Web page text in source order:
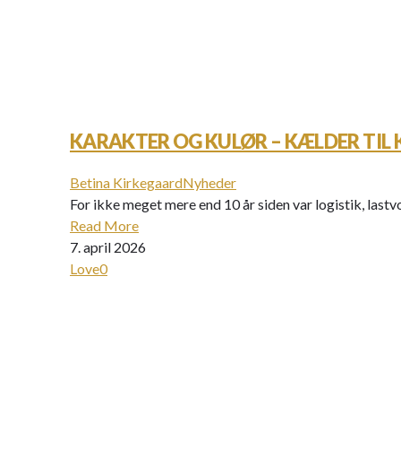
KARAKTER OG KULØR – KÆLDER TIL
Betina KirkegaardNyheder
For ikke meget mere end 10 år siden var logistik,
Read More
7. april 2026
Love0